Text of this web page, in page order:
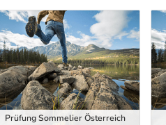
Prüfung Sommelier Österreich